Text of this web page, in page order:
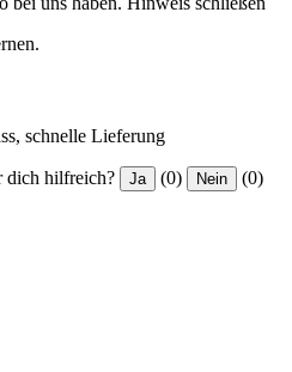
schnelle Lieferung
dich hilfreich? Ja (0) Nein (0)